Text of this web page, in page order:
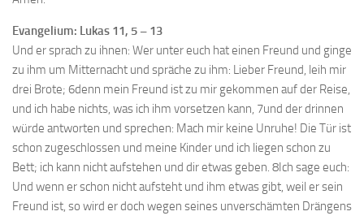
Evangelium: Lukas 11, 5 – 13
Und er sprach zu ihnen: Wer unter euch hat einen Freund und ginge
zu ihm um Mitternacht und spräche zu ihm: Lieber Freund, leih mir
drei Brote; 6denn mein Freund ist zu mir gekommen auf der Reise,
und ich habe nichts, was ich ihm vorsetzen kann, 7und der drinnen
würde antworten und sprechen: Mach mir keine Unruhe! Die Tür ist
schon zugeschlossen und meine Kinder und ich liegen schon zu
Bett; ich kann nicht aufstehen und dir etwas geben. 8Ich sage euch:
Und wenn er schon nicht aufsteht und ihm etwas gibt, weil er sein
Freund ist, so wird er doch wegen seines unverschämten Drängens